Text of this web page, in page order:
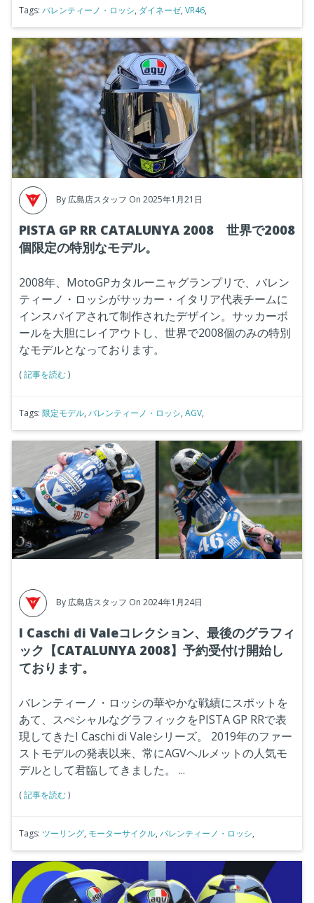
Tags: バレンティーノ・ロッシ, ダイネーゼ, VR46,
By 広島店スタッフ On 2025年1月21日
PISTA GP RR CATALUNYA 2008 世界で2008
個限定の特別なモデル。
2008年、MotoGPカタルーニャグランプリで、バレン
ティーノ・ロッシがサッカー・イタリア代表チームに
インスパイアされて制作されたデザイン。サッカーボ
ールを大胆にレイアウトし、世界で2008個のみの特別
なモデルとなっております。
(記事を読む)
Tags: 限定モデル, バレンティーノ・ロッシ, AGV,
By 広島店スタッフ On 2024年1月24日
I Caschi di Valeコレクション、最後のグラフィ
ック【CATALUNYA 2008】予約受付け開始し
ております。
バレンティーノ・ロッシの華やかな戦績にスポットを
あて、スぺシャルなグラフィックをPISTA GP RRで表
現してきたI Caschi di Valeシリーズ。
2019年のファー
ストモデルの発表以来、常にAGVヘルメットの人気モ
デルとして君臨してきました。
...
(記事を読む)
Tags: ツーリング, モーターサイクル, バレンティーノ・ロッシ,